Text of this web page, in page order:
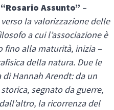
Assunto” –
la valorizzazione delle
a cui l’associazione è
fino alla maturità, inizia –
della natura. Due le
Hannah Arendt: da un
segnato da guerre,
la ricorrenza del